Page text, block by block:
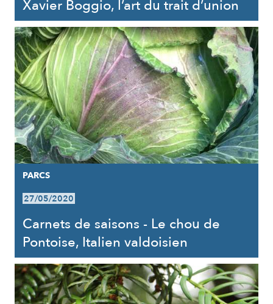
Xavier Boggio, l’art du trait d’union
PARCS
27/05/2020
Carnets de saisons - Le chou de
Pontoise, Italien valdoisien